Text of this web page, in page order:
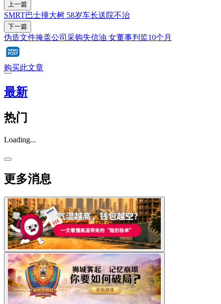
上一篇
SMRT巴士撞大树 58岁车长送院不治
下一篇
伪造文件掩盖公司采购失信油 女董事判监10个月
购买此文章
最新
热门
Loading...
更多消息